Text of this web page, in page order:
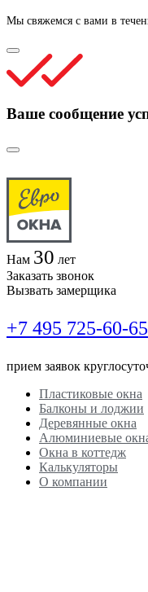
Мы свяжемся с вами в
Ваше сообщение
Нам 30 лет
Заказать звонок
Вызвать замерщика
+7 495 725-60-65
прием заявок
Пластиковые окна
Балконы и лоджии
Деревянные окна
Алюминиевые
Окна в коттедж
Калькуляторы
О компании